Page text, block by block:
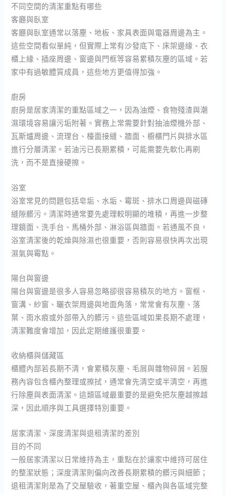
不同空間的清潔重點有哪些
客廳與臥室
客廳與臥室通常以落塵、地板、家具表面與電器周邊為主。
這些空間看似單純，但實際上常有沙發底下、床架邊緣、衣
櫃上緣、插座周邊、窗邊與門框等容易累積灰塵的區域。若
家中有過敏體質成員，這些地方更值得加強。
廚房
廚房是居家清潔的重點區域之一，因為油煙、食物殘渣與潮
濕環境容易讓污垢附著。實務上常需要針對抽油煙機外部、
瓦斯爐周邊、流理台、檯面接縫、牆面、櫥櫃門片與排水區
進行分層清潔。若油污已長期累積，可能需要先軟化再刷
洗，而不是直接硬擦。
浴室
浴室常見的問題包括皂垢、水垢、霉斑、排水口周邊與磁磚
縫隙髒污。清潔時通常要先處理較明顯的堆積，再進一步整
理鏡面、洗手台、馬桶外部、淋浴區與牆面。若通風不良，
浴室清潔後的乾燥與除濕也很重要，否則容易很快再次出現
濕氣與霉點。
陽台與窗邊
陽台與窗邊是很多人容易忽略卻很容易積灰的地方。窗框、
窗溝、紗窗、曬衣架周邊與地面角落，常常會有灰塵、落
葉、雨水痕或外部帶入的髒污。這些區域如果長期不處理，
清潔難度會增加，因此定期維護很重要。
收納櫃與儲藏區
櫃體內部若長期不清，會累積灰塵、毛屑與雜物碎屑。若服
務內容包含櫃內整理或擦拭，通常會先清空或半清空，再進
行除塵與表面清潔。這類區域最重要的是避免把灰塵越擦越
深，因此順序與工具選擇特別重要。
居家清潔、深度清潔與退租清潔的差別
目的不同
一般居家清潔以日常維持為主，重點在於讓家中維持可居住
的整潔狀態；深度清潔則偏向改善長期累積的髒污與細節；
退租清潔則是為了交屋驗收，著重空屋、櫃內與各區域完整